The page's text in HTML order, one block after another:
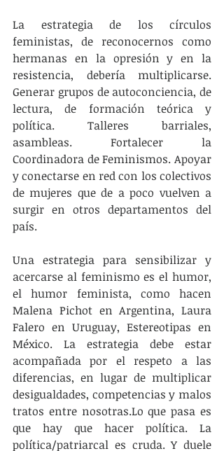
La estrategia de los círculos
feministas, de reconocernos como
hermanas en la opresión y en la
resistencia, debería multiplicarse.
Generar grupos de autoconciencia, de
lectura, de formación teórica y
política. Talleres barriales,
asambleas. Fortalecer la
Coordinadora de Feminismos. Apoyar
y conectarse en red con los colectivos
de mujeres que de a poco vuelven a
surgir en otros departamentos del
país.
Una estrategia para sensibilizar y
acercarse al feminismo es el humor,
el humor feminista, como hacen
Malena Pichot en Argentina, Laura
Falero en Uruguay, Estereotipas en
México. La estrategia debe estar
acompañada por el respeto a las
diferencias, en lugar de multiplicar
desigualdades, competencias y malos
tratos entre nosotras.Lo que pasa es
que hay que hacer política. La
política/patriarcal es cruda. Y duele